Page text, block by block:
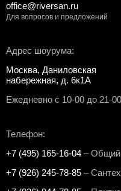
Адрес шоурума:
Москва, Даниловская
набережная, д. 6к1А
Ежедневно с 10-00 до 21-00
Телефон:
+7 (495) 165-16-04 – Общий
+7 (926) 245-78-85 –
office@riversan.ru
Для вопросов и предложений